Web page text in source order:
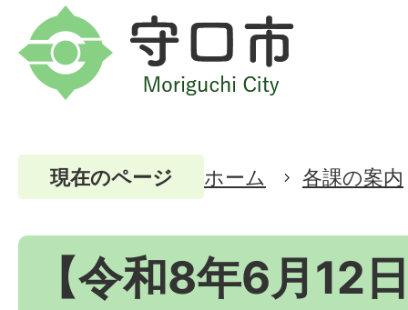
現在のページ ホーム 各課の案内
【令和8年6月12